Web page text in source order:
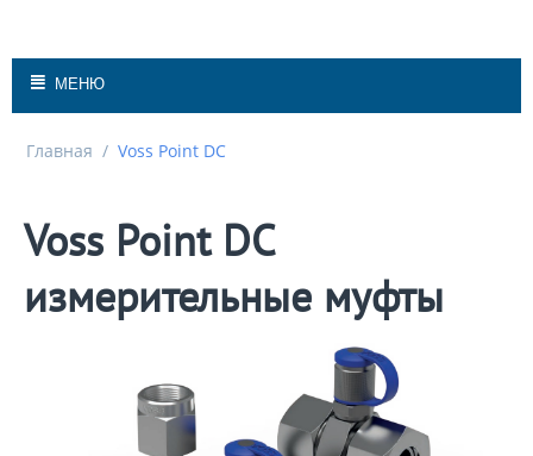
МЕНЮ
Главная / Voss Point DC
Voss Point DC
измерительные муфты